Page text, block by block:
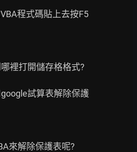
程式碼貼上去按F5
裡打開儲存格格式?
試算表解除保護
來解除保護表呢?